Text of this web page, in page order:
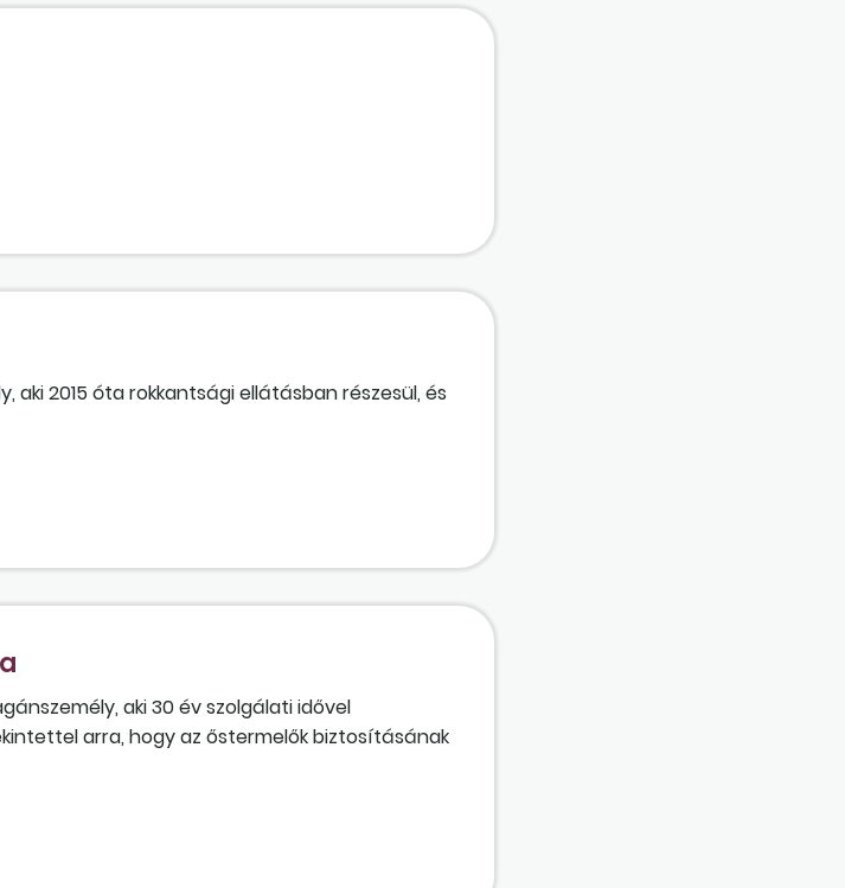
aki 2015 óta rokkantsági ellátásban részesül, és
kapja a nyugdíj helyett?
aki 30 év szolgálati idővel
arra, hogy az őstermelők biztosításának
legalább 20 év szolgálati időt
a szolgálati idő megállapítása.